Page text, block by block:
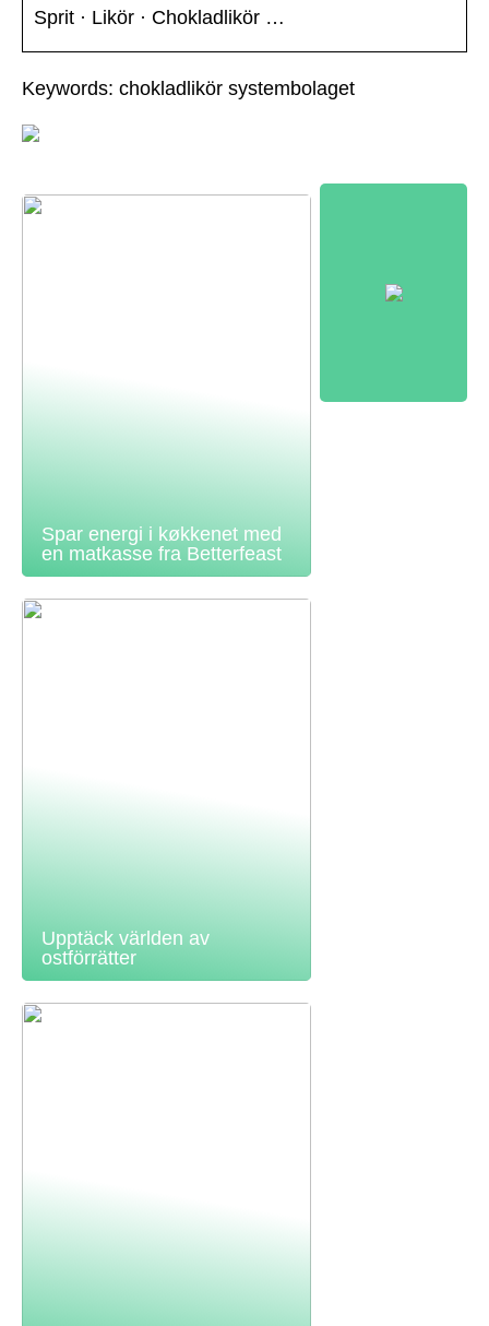
Sprit · Likör · Chokladlikör …
Keywords: chokladlikör systembolaget
Spar energi i køkkenet med
en matkasse fra Betterfeast
Upptäck världen av
ostförrätter